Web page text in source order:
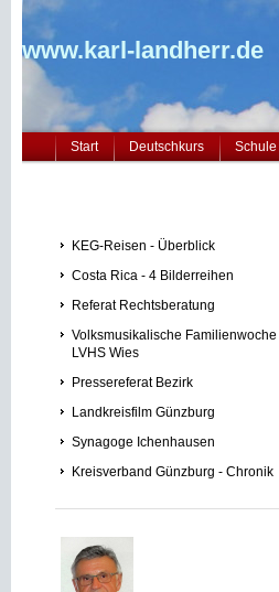
www.karl-landherr.de
Start Deutschkurs Schule
KEG-Reisen - Überblick
Costa Rica - 4 Bilderreihen
Referat Rechtsberatung
Volksmusikalische Familienwoche
LVHS Wies
Pressereferat Bezirk
Landkreisfilm Günzburg
Synagoge Ichenhausen
Kreisverband Günzburg - Chronik